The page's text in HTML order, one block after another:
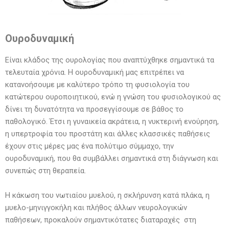
Ουροδυναμική
Είναι κλάδος της ουρολογίας που αναπτύχθηκε σημαντικά τα
τελευταία χρόνια. Η ουροδυναμική μας επιτρέπει να
κατανοήσουμε με καλύτερο τρόπο τη φυσιολογία του
κατώτερου ουροποιητικού, ενώ η γνώση του φυσιολογικού ας
δίνει τη δυνατότητα να προσεγγίσουμε σε βάθος το
παθολογικό. Έτσι η γυναικεία ακράτεια, η νυκτερινή ενούρηση,
η υπερτροφία του προστάτη και άλλες κλασσικές παθήσεις
έχουν στις μέρες μας ένα πολύτιμο σύμμαχο, την
ουροδυναμική, που θα συμβάλλει σημαντικά στη διάγνωση και
συνεπώς στη θεραπεία.
Η κάκωση του νωτιαίου μυελού, η σκλήρυνση κατά πλάκα, η
μυελο-μηνιγγοκήλη και πλήθος άλλων νευρολογικών
παθήσεων, προκαλούν σημαντικότατες διαταραχές στη